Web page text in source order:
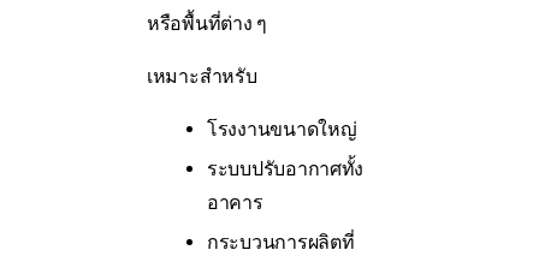
หรือพื้นที่ต่าง ๆ
เหมาะสำหรับ
โรงงานขนาดใหญ่
ระบบปรับอากาศทั้ง
อาคาร
กระบวนการผลิตที่